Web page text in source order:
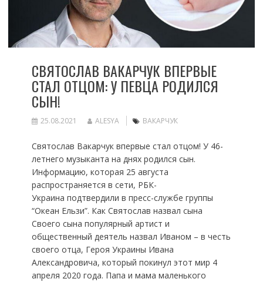
СВЯТОСЛАВ ВАКАРЧУК ВПЕРВЫЕ
СТАЛ ОТЦОМ: У ПЕВЦА РОДИЛСЯ
СЫН!
25.08.2021 ALESYA ВАКАРЧУК
Святослав Вакарчук впервые стал отцом! У 46-
летнего музыканта на днях родился сын.
Информацию, которая 25 августа
распространяется в сети, РБК-
Украина подтвердили в пресс-службе группы
“Океан Ельзи”. Как Святослав назвал сына
Своего сына популярный артист и
общественный деятель назвал Иваном – в честь
своего отца, Героя Украины Ивана
Александровича, который покинул этот мир 4
апреля 2020 года. Папа и мама маленького